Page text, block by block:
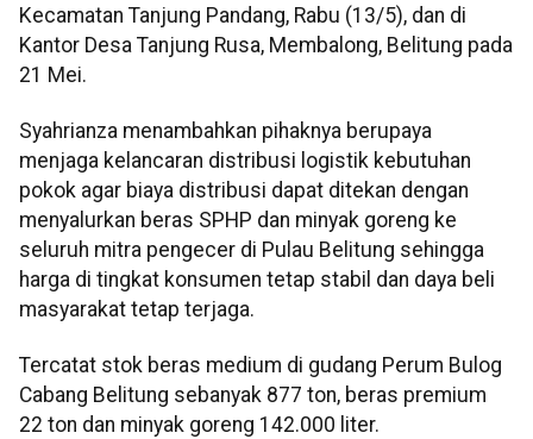
Kecamatan Tanjung Pandang, Rabu (13/5), dan di
Kantor Desa Tanjung Rusa, Membalong, Belitung pada
21 Mei.
Syahrianza menambahkan pihaknya berupaya
menjaga kelancaran distribusi logistik kebutuhan
pokok agar biaya distribusi dapat ditekan dengan
menyalurkan beras SPHP dan minyak goreng ke
seluruh mitra pengecer di Pulau Belitung sehingga
harga di tingkat konsumen tetap stabil dan daya beli
masyarakat tetap terjaga.
Tercatat stok beras medium di gudang Perum Bulog
Cabang Belitung sebanyak 877 ton, beras premium
22 ton dan minyak goreng 142.000 liter.